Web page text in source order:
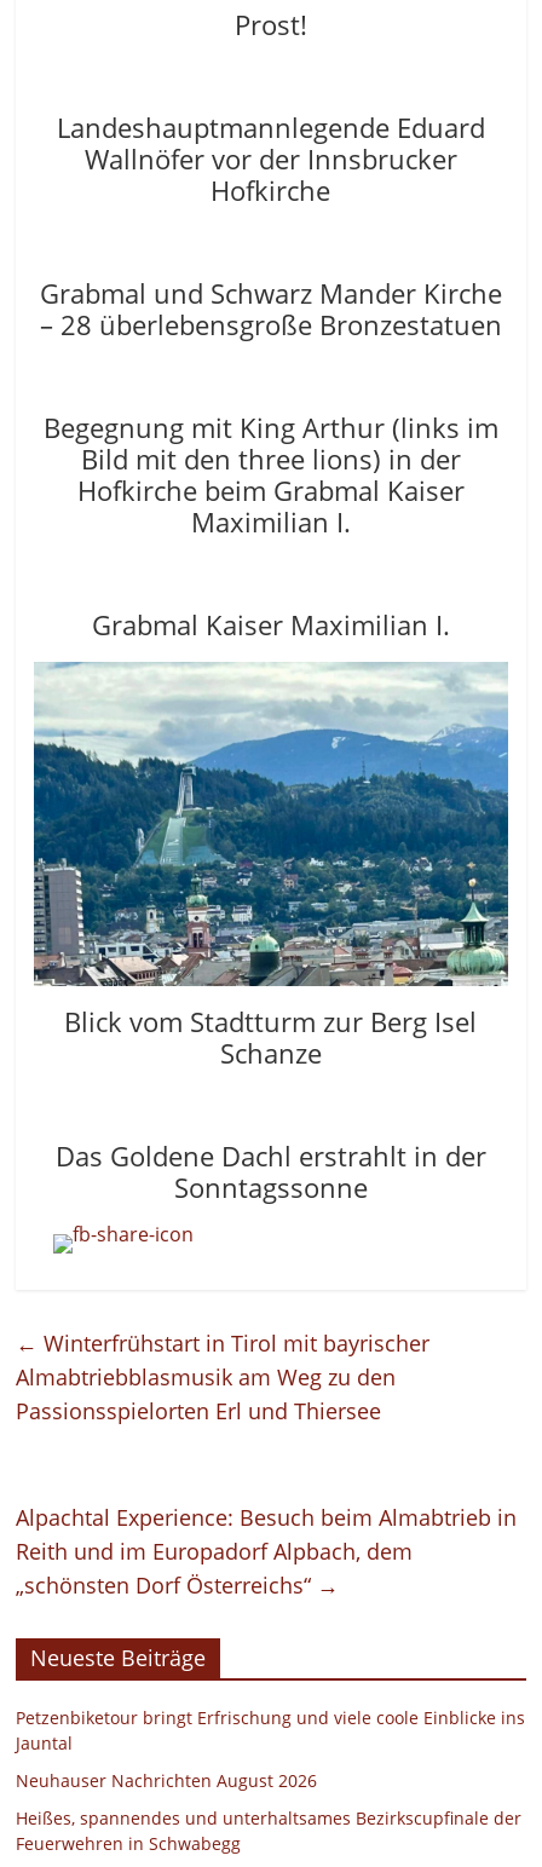
Prost!
Landeshauptmannlegende Eduard
Wallnöfer vor der Innsbrucker
Hofkirche
Grabmal und Schwarz Mander Kirche
– 28 überlebensgroße Bronzestatuen
Begegnung mit King Arthur (links im
Bild mit den three lions) in der
Hofkirche beim Grabmal Kaiser
Maximilian I.
Grabmal Kaiser Maximilian I.
Blick vom Stadtturm zur Berg Isel
Schanze
Das Goldene Dachl erstrahlt in der
Sonntagssonne
← Winterfrühstart in Tirol mit bayrischer
Almabtriebblasmusik am Weg zu den
Passionsspielorten Erl und Thiersee
Alpachtal Experience: Besuch beim Almabtrieb in
Reith und im Europadorf Alpbach, dem
„schönsten Dorf Österreichs“ →
Neueste Beiträge
Petzenbiketour bringt Erfrischung und viele coole Einblicke ins
Jauntal
Neuhauser Nachrichten August 2026
Heißes, spannendes und unterhaltsames Bezirkscupfinale der
Feuerwehren in Schwabegg